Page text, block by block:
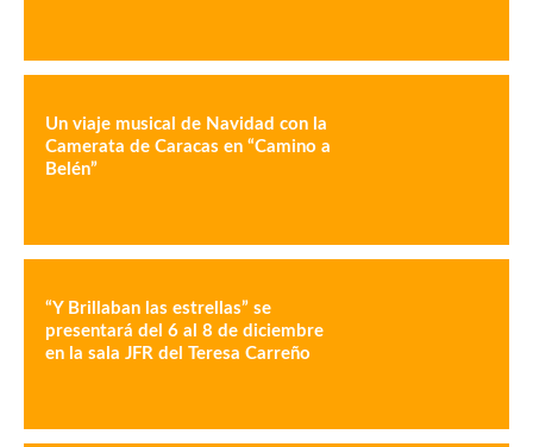
Un viaje musical de Navidad con la
Camerata de Caracas en “Camino a
Belén”
“Y Brillaban las estrellas” se
presentará del 6 al 8 de diciembre
en la sala JFR del Teresa Carreño